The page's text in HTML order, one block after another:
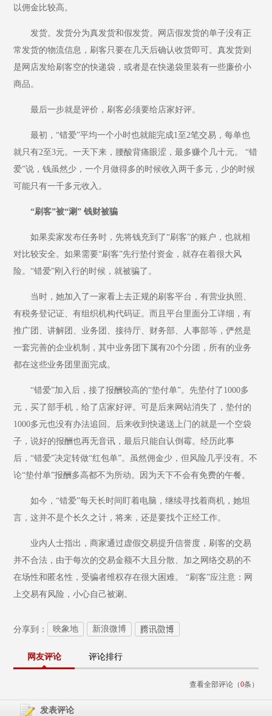
以佣金比较高。
发货。发货分为真发货和假发货。网店假发货的单子没有正
常发货的物流信息，刷客只要在几天后确认收货即可。真发货则
是网店发给刷客空的快递袋，或者是在快递袋里装有一些廉价小
商品。
最后一步就是评价，刷客必须要给店家好评。
最初，“错爱”平均一个小时也就能完成1至2笔交易，每单也
就只有2至3元。一天下来，腰酸背痛眼涩，最多赚个几十元。 “错
爱”说，钱虽然少，一个月做得多的时候收入两千多元，少的时候
可能只有一千多元收入。
“刷客”被“涮” 钱财被骗
如果卖家发布任务时，先将钱充到了“刷客”的账户，也就相
对比较安全。如果需要“刷客”先行垫付资金，就存在着很大风
险。“错爱”刚入行的时候，就被骗了。
当时，她加入了一家看上去正规的刷客平台，有营业执照、
有税务登记证、有组织机构代码证。而且平台里面分工详细，有
推广团、讲解团、业务团、接待厅、财务部、人事部等，俨然是
一套完善的企业机制，其中业务团下属有20个分团，所有的业务
都在这些业务团里面完成。
“错爱”加入后，接了报酬较高的“垫付单”。先垫付了1000多
元，买了部手机，给了店家好评。可是后来网站消失了，垫付的
1000多元也没有办法追回。后来收到快递送上门的就是一个空袋
子，说好的报酬也再无音讯，最后只能自认倒霉。经历此事
后，“错爱”决定转做“红包单”。虽然佣金少，但风险几乎没有。不
论“垫付单”报酬多高都不为所动。因为天下不会有免费的午餐。
如今，“错爱”每天长时间盯着电脑，继续寻找着商机，她坦
言，这并不是个长久之计，将来，还是要找个正经工作。
业内人士指出，商家通过虚假交易提升信誉度，刷客的交易
并不合法，由于每次的交易金额不大且分散、加之网络交易的不
在场性和匿名性，受骗者维权存在很大困难。 “刷客”应注意：网
上交易有风险，小心自己被涮。
分享到： 映象地 新浪微博
网友评论 评论排行
查看全部评论（0条）
发表评论